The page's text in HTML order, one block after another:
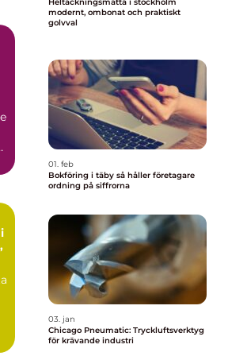
modernt, ombonat och praktiskt
golvval
01. feb
Bokföring i täby så håller företagare
ordning på siffrorna
03. jan
Chicago Pneumatic: Tryckluftsverktyg
för krävande industri